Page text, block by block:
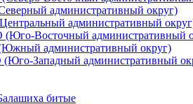
административный округ)
административный
Восточный административный
административный округ)
Западный административный
битые